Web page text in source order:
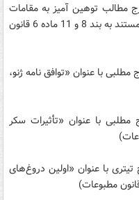
- درج مطالب توهین آمیز به مقامات
کشوری و نادیده گرفتن ابلاغیه‌های قانونی(مستند به بند 8 و 11 ماده 6 قانون
مطلبی با عنوان «توافق نامه ژنو،
مطلبی با عنوان «تأثیرات سکر
تیتری با عنوان «اولین دروغ‌های